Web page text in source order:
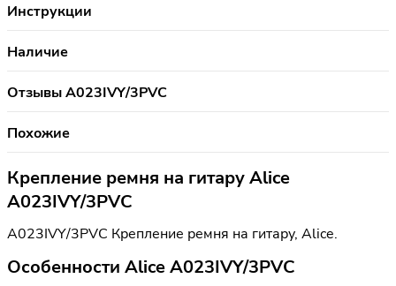
Инструкции
Наличие
Отзывы A023IVY/3PVC
Похожие
Крепление ремня на гитару Alice
A023IVY/3PVC
A023IVY/3PVC Крепление ремня на гитару, Alice.
Особенности Alice A023IVY/3PVC